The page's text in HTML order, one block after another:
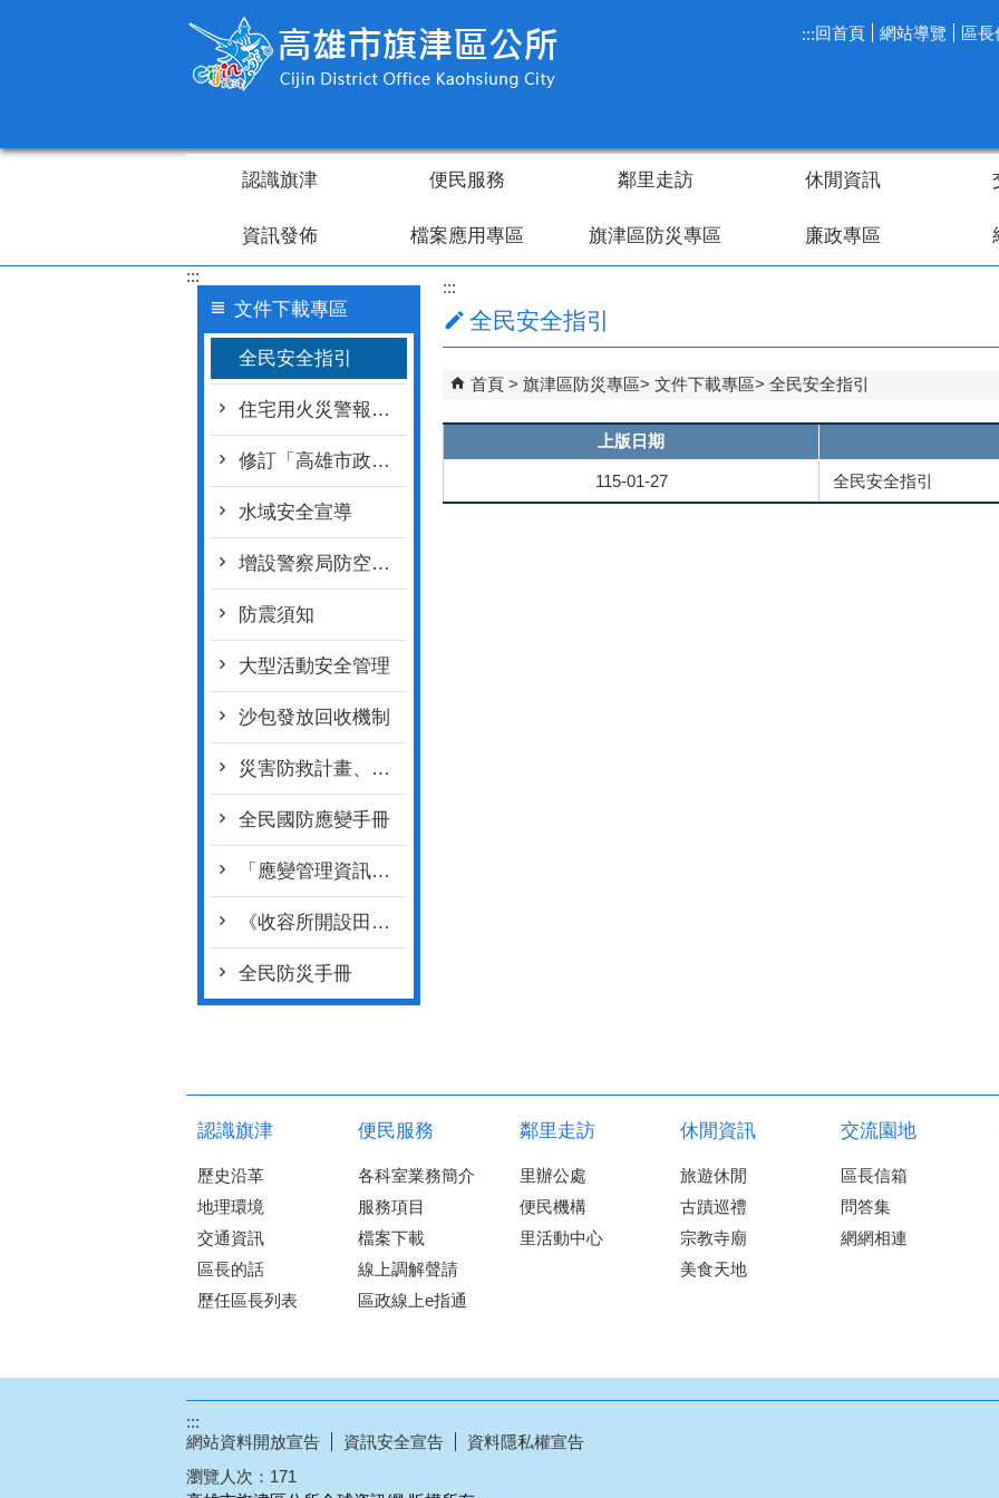
:::回首頁 網站導覽 區長
認識旗津 便民服務 鄰里走訪 休閒資訊
資訊發佈 檔案應用專區 旗津區防災專區 廉政專區
:::
文件下載專區
全民安全指引
住宅用火災警報器宣導
修訂「高雄市政府推動補助設置住宅用火災警報器執行計畫」
水域安全宣導
增設警察局防空疏散避難專區連結
防震須知
大型活動安全管理
沙包發放回收機制
災害防救計畫、設置要點等文件
全民國防應變手冊
「應變管理資訊系統（EMIC2.0）LINE災情查通報-民眾版」教材
《收容所開設田野秘笈》
全民防災手冊
:::
全民安全指引
首頁 旗津區防災專區 文件下載專區 全民安全指引
上版日期
115-01-27 全民安全指引
認識旗津
歷史沿革
地理環境
交通資訊
區長的話
歷任區長列表
便民服務
各科室業務簡介
服務項目
檔案下載
線上調解聲請
區政線上e指通
鄰里走訪
里辦公處
便民機構
里活動中心
休閒資訊
旅遊休閒
古蹟巡禮
宗教寺廟
美食天地
交流園地
區長信箱
問答集
網網相連
:::
網站資料開放宣告
資訊安全宣告
資料隱私權宣告
瀏覽人次： 171